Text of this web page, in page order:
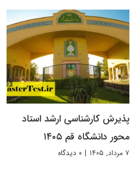
پذیرش کارشناسی ارشد استاد
محور دانشگاه قم ۱۴۰۵
۷ مرداد, ۱۴۰۵ | ۰ دیدگاه